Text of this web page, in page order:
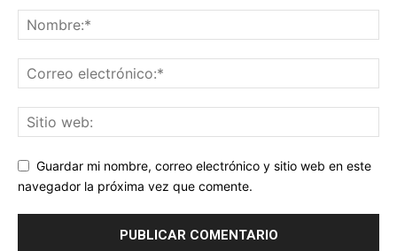
Guardar mi nombre, correo electrónico y sitio web en este
navegador la próxima vez que comente.